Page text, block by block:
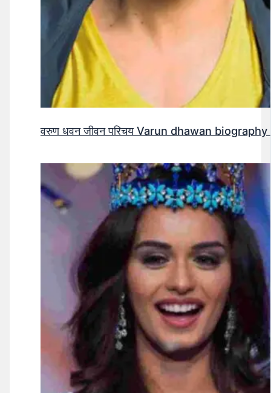
वरुण धवन जीवन परिचय Varun dhawan